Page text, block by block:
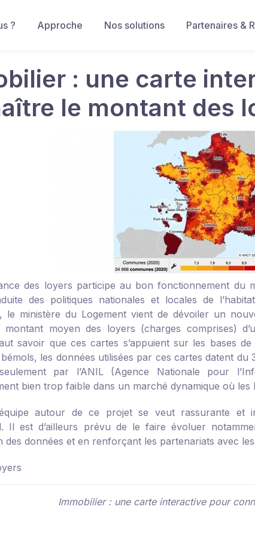
? Approche Nos solutions Partenaires &
: une carte
le montant des
des loyers participe au bon fonctionnement du
des politiques nationales et locales de
le ministère du Logement vient de dévoiler un
moyen des loyers (charges comprises)
savoir que ces cartes s’appuient sur les bases
les données utilisées par ces cartes datent du
par l’ANIL (Agence Nationale pour
bien trop faible dans un marché dynamique où les
autour de ce projet se veut rassurante et
Il est d’ailleurs prévu de le faire évoluer
des données et en renforçant les partenariats avec
Immobilier : une carte interactive pour